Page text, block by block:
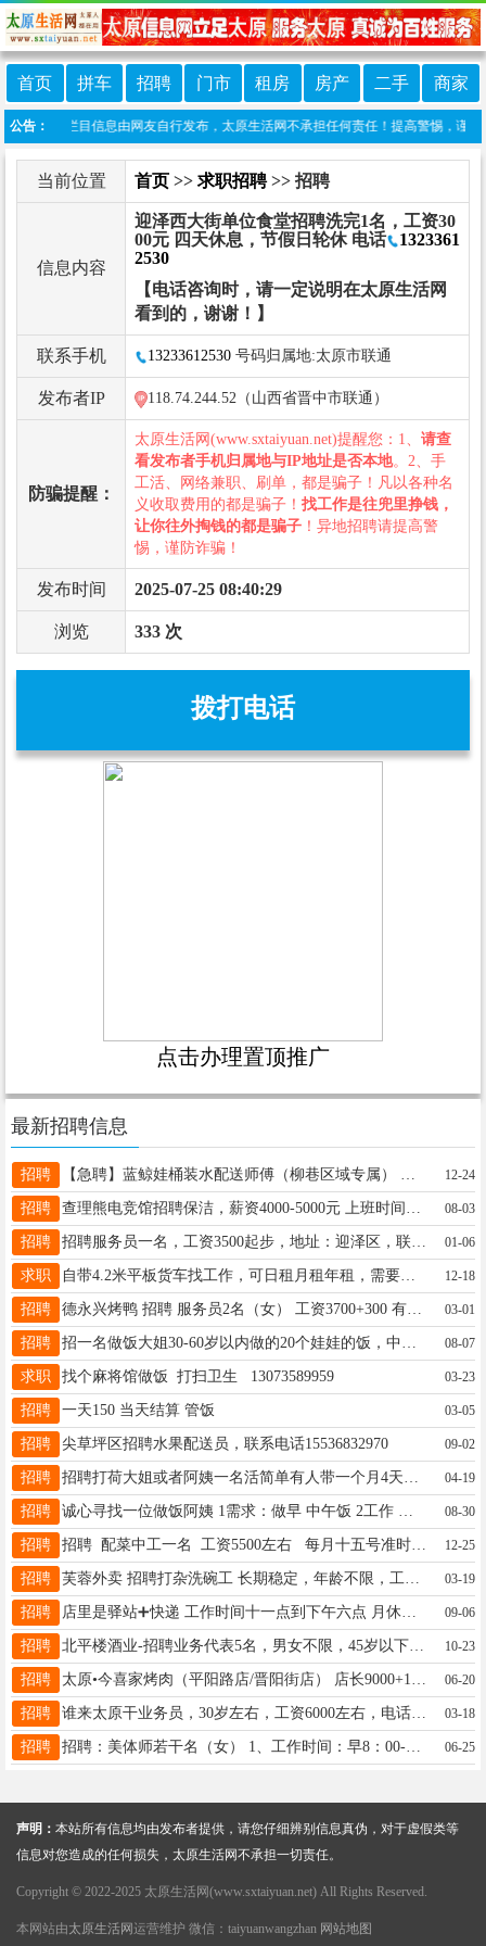
首页 拼车 招聘 门市 租房 房产 二手 商家
公告：
明：本栏目信息由网友自行发布，太原生活网不承担任何责任！提高警惕，谨防
当前位置 首页 >> 求职招聘>> 招聘
信息内容
迎泽西大街单位食堂招聘洗完1名，工资30
00元 四天休息，节假日轮休 电话
1323361
2530
【电话咨询时，请一定说明在太原生活网
看到的，谢谢！】
联系手机 13233612530 号码归属地:太原市联通
发布者IP 118.74.244.52（山西省晋中市联通）
防骗提醒：
太原生活网(www.sxtaiyuan.net)提醒您：1、 请查
看发布者手机归属地与IP地址是否本地。2、手
工活、网络兼职、刷单，都是骗子！凡以各种名
义收取费用的都是骗子！ 找工作是往兜里挣钱，
让你往外掏钱的都是骗子 ！异地招聘请提高警
惕，谨防诈骗！
发布时间 2025-07-25 08:40:29
浏览 333 次
拨打电话
点击办理置顶推广
最新招聘信息
招聘 12-24
招聘 08-03
招聘 01-06
求职 自带4.2米平板货车找工作，可日租月租年租，需要的老板联系13834111250 12-18
招聘 德永兴烤鸭 招聘 服务员2名（女） 工资3700+300 有中餐经验者优先 传菜员1名（男） 工资3500+300 洗小餐1名（女） 工资3200+300 以上月公休3天 地址:小店区晋阳街体育路宏安世纪B 座（奥斯卡旁） 电话:18335666354任 03-01
招聘 08-07
求职 找个麻将馆做饭 打扫卫生 13073589959 03-23
招聘 一天150 当天结算 管饭 03-05
招聘 尖草坪区招聘水果配送员，联系电话15536832970 09-02
招聘 04-19
招聘 08-30
招聘 招聘 配菜中工一名 工资5500左右 每月十五号准时发工资 宿舍可洗澡 有无线 洗衣机 工作地址太原市南中环体育路口 有意可以联系 高师傅 198 1539 1314 12-25
招聘 03-19
招聘 店里是驿站➕快递 工作时间十一点到下午六点 月休四天 工资 底薪2500➕提成 地址：长风商务区 电话：18636873867 09-06
招聘 北平楼酒业-招聘业务代表5名，男女不限，45岁以下，有驾驶证，3000+提成+开店奖+车补+五险。联系方式：15835525024 10-23
招聘 06-20
招聘 谁来太原干业务员，30岁左右，工资6000左右，电话13353407374 03-18
招聘 招聘：美体师若干名（女） 1、工作时间：早8：00-20:00 2、上下午倒班或上一天休息一天 3、薪资待遇2500+手法提成+销售提成 4、工作地点：长风街/学府街附近 5、联系方式：13753192410（微信同号） 06-25
声明： 本站所有信息均由发布者提供，请您仔细辨别信息真伪，对于虚假类等
信息对您造成的任何损失，太原生活网不承担一切责任。
Copyright © 2022-2025 太原生活网(www.sxtaiyuan.net) All Rights Reserved.
本网站由太原生活网 运营维护 微信：taiyuanwangzhan 网站地图